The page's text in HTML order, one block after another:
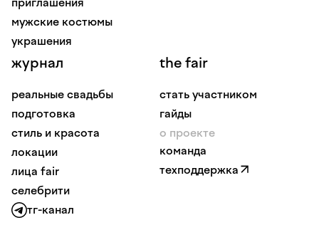
мужские костюмы
украшения
журнал
реальные свадьбы
подготовка
стиль и красота
локации
лица fair
селебрити
the fair
стать участником
гайды
о проекте
команда
техподдержка
тг-канал